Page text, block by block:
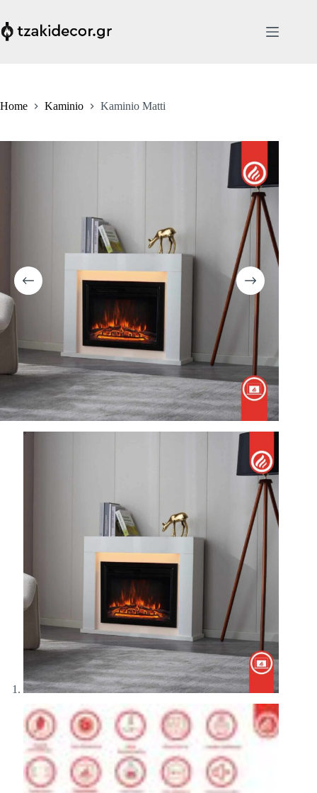
content
Home Kaminio Kaminio Matti